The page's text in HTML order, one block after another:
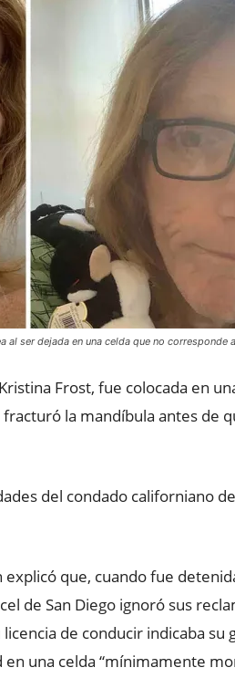
ser dejada en una celda que no corresponde
Frost, fue colocada en
la mandíbula antes de
del condado californiano
que, cuando fue
de San Diego ignoró sus
de conducir indicaba su
una celda “mínimamente